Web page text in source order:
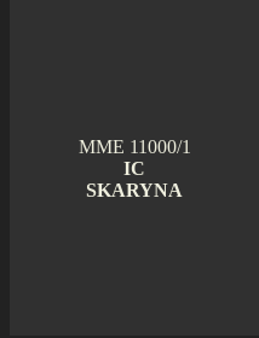
MME 11000/1
IC
SKARYNA